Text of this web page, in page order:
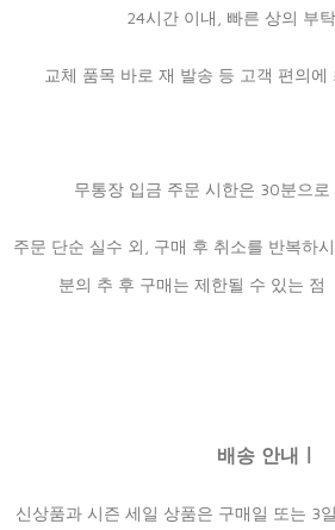
24시간 이내, 빠른 상의 부
교체 품목 바로 재 발송 등 고객 편의에
무통장 입금 주문 시한은 30분으로
주문 단순 실수 외, 구매 후 취소를 반복하
분의 추 후 구매는 제한될 수 있는 점
배송 안내ㅣ
신상품과 시즌 세일 상품은 구매일 또는 3